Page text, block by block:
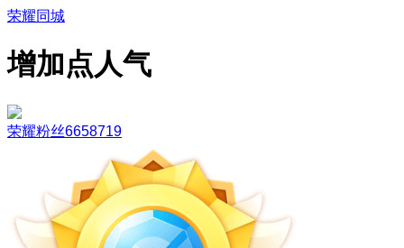
荣耀同城
增加点人气
荣耀粉丝6658719